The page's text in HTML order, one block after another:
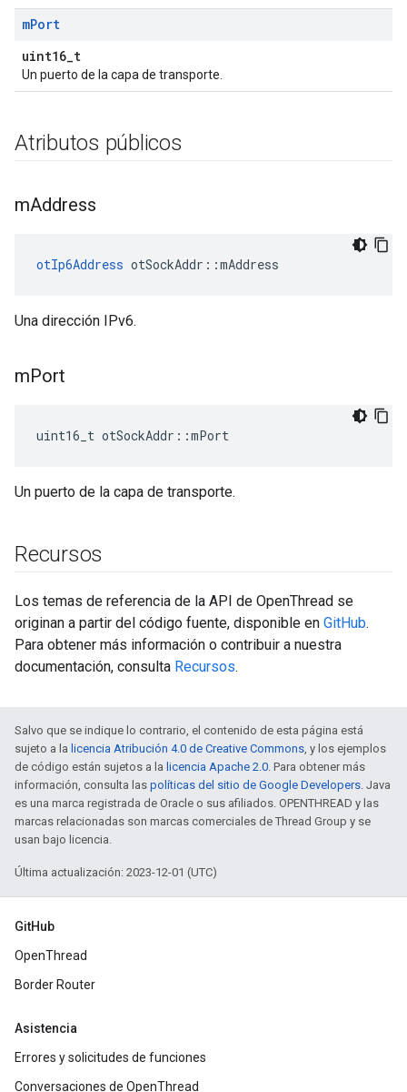
mPort
uint16_t
Un puerto de la capa de transporte.
Atributos públicos
mAddress
otIp6Address otSockAddr ::mAddress
Una dirección IPv6.
mPort
uint16_t otSockAddr ::mPort
Un puerto de la capa de transporte.
Recursos
Los temas de referencia de la API de OpenThread se
originan a partir del código fuente, disponible en GitHub.
Para obtener más información o contribuir a nuestra
documentación, consulta Recursos.
Salvo que se indique lo contrario, el contenido de esta página está
sujeto a la licencia Atribución 4.0 de Creative Commons, y los ejemplos
de código están sujetos a la licencia Apache 2.0. Para obtener más
información, consulta las políticas del sitio de Google Developers. Java
es una marca registrada de Oracle o sus afiliados. OPENTHREAD y las
marcas relacionadas son marcas comerciales de Thread Group y se
usan bajo licencia.
Última actualización: 2023-12-01 (UTC)
GitHub
OpenThread
Border Router
Asistencia
Errores y solicitudes de funciones
Conversaciones de OpenThread